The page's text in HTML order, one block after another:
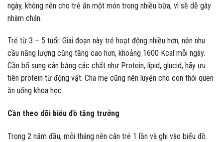
ngày, không nên cho trẻ ăn một món trong nhiều bữa, vì sẽ dễ gây
nhàm chán.
Trẻ từ 3 – 5 tuổi: Giai đoạn này trẻ hoạt động nhiều hơn, nên nhu
cầu năng lượng cũng tăng cao hơn, khoảng 1600 Kcal mỗi ngày.
Cần bổ sung cân bằng các chất như Protein, lipid, glucid, hãy ưu
tiên protein từ động vật. Cha mẹ cũng nên luyện cho con thói quen
ăn uống khoa học.
Cần theo dõi biểu đồ tăng trưởng
Trong 2 năm đầu, mỗi tháng nên cân trẻ 1 lần và ghi vào biểu đồ.